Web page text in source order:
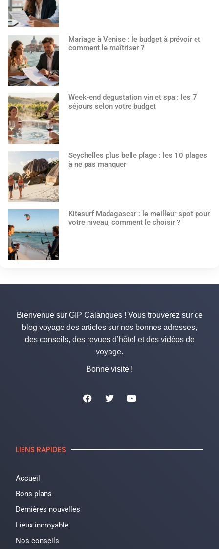
Mariage à Venise : le budget à prévoir et
comment le maîtriser ?
Week-end dégustation vin et spa : les 7
séjours selon votre budget
Seychelles plus belle plage : les 10 plages
à ne pas manquer
Kitesurf Madagascar : le meilleur spot pour
votre niveau, comment le choisir ?
Bienvenue sur GIP Calanques ! Vous trouverez sur ce
blog voyage des articles sur nos bonnes adresses,
des conseils, des revues d’hôtel et des vidéos de
voyage.
Bonne visite !
LIENS RAPIDES
Accueil
Bons plans
Dernières nouvelles
Lieux incroyable
Nos conseils